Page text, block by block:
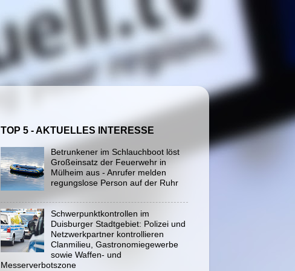
TOP 5 - AKTUELLES INTERESSE
Betrunkener im Schlauchboot löst
Großeinsatz der Feuerwehr in
Mülheim aus - Anrufer melden
regungslose Person auf der Ruhr
Schwerpunktkontrollen im
Duisburger Stadtgebiet: Polizei und
Netzwerkpartner kontrollieren
Clanmilieu, Gastronomiegewerbe
sowie Waffen- und
Messerverbotszone